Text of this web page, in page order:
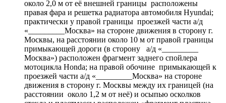
около 2,0 м от её внешней границы расположены
правая фара и решетка радиатора автомобиля Hyundai;
практически у правой границы проезжей части а/д
«_________Москва» на стороне движения в сторону г.
Москвы, на расстоянии около 10 м от правой границы
примыкающей дороги (в сторону а/д «_________
Москва») расположен фрагмент заднего спойлера
мотоцикла Hondа; на правой обочине примыкающей к
проезжей части а/д «_________Москва» на стороне
движения в сторону г. Москвы между их границей (на
расстоянии около 1,2 м от неё) и осыпью осколков